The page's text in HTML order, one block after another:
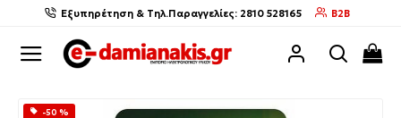
Εξυπηρέτηση & Τηλ.Παραγγελίες: 2810 528165 B2B
-50 %